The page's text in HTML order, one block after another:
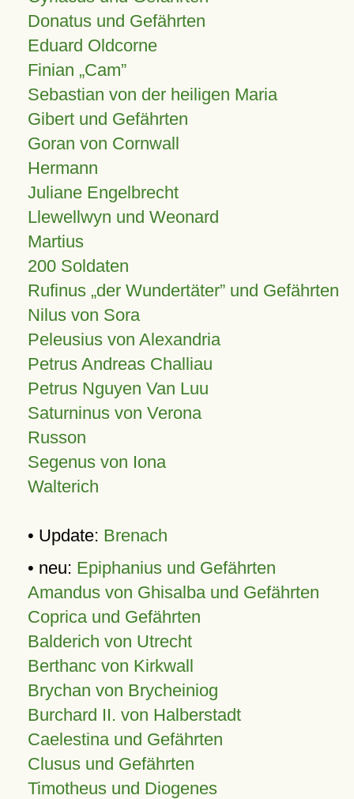
Donatus und Gefährten
Eduard Oldcorne
Finian Cam
Sebastian von der heiligen Maria
Gibert und Gefährten
Goran von Cornwall
Hermann
Juliane Engelbrecht
Llewellwyn und Weonard
Martius
200 Soldaten
Rufinus „der Wundertäter” und Gefährten
Nilus von Sora
Peleusius von Alexandria
Petrus Andreas Challiau
Petrus Nguyen Van Luu
Saturninus von Verona
Russon
Segenus von Iona
Walterich
• Update: Brenach
• neu: Epiphanius und Gefährten
Amandus von Ghisalba und Gefährten
Coprica und Gefährten
Balderich von Utrecht
Berthanc von Kirkwall
Brychan von Brycheiniog
Burchard II. von Halberstadt
Caelestina und Gefährten
Clusus und Gefährten
Timotheus und Diogenes